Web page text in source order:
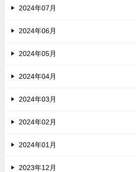
2024年07月
2024年06月
2024年05月
2024年04月
2024年03月
2024年02月
2024年01月
2023年12月